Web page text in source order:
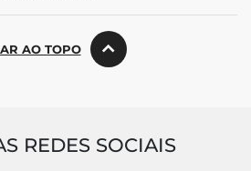
AO TOPO
REDES SOCIAIS